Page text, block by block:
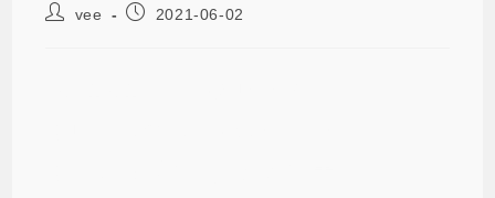
vee 2021-06-02